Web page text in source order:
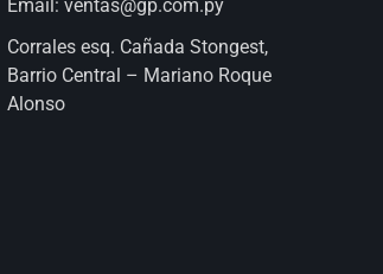
Email:ventas@gp.com.py
Corrales esq. Cañada Stongest,
Barrio Central – Mariano Roque
Alonso